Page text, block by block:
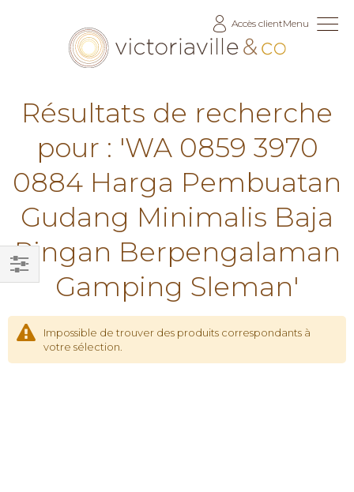
Accès clientMenu
Résultats de recherche
pour : 'WA 0859 3970
0884 Harga Pembuatan
Gudang Minimalis Baja
Ringan Berpengalaman
Gamping Sleman'
Impossible de trouver des produits correspondants à
votre sélection.
Filtrer